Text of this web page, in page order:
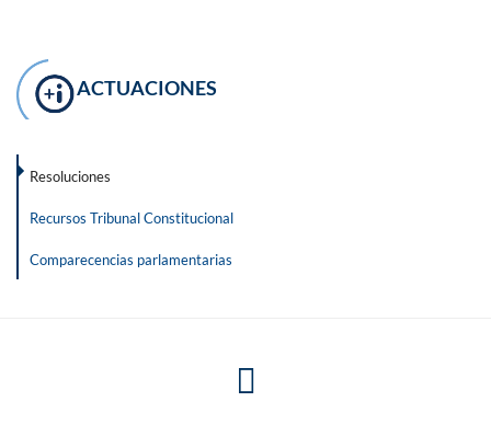
ACTUACIONES
Resoluciones
Recursos Tribunal Constitucional
Comparecencias parlamentarias